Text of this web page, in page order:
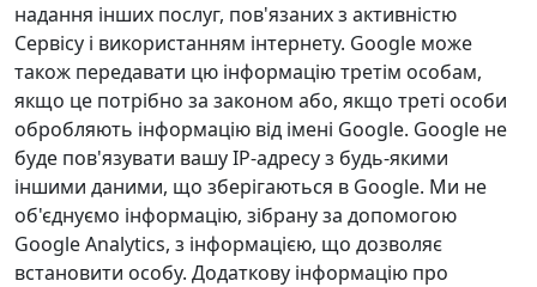
надання інших послуг, пов'язаних з активністю
Сервісу і використанням інтернету. Google може
також передавати цю інформацію третім особам,
якщо це потрібно за законом або, якщо треті особи
обробляють інформацію від імені Google. Google не
буде пов'язувати вашу IP-адресу з будь-якими
іншими даними, що зберігаються в Google. Ми не
об'єднуємо інформацію, зібрану за допомогою
Google Analytics, з інформацією, що дозволяє
встановити особу. Додаткову інформацію про